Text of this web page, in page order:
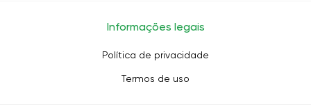
Informações legais
Política de privacidade
Termos de uso